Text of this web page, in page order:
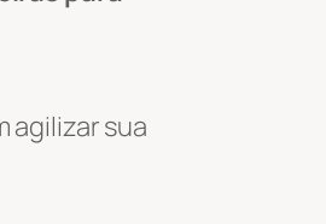
agilizar sua